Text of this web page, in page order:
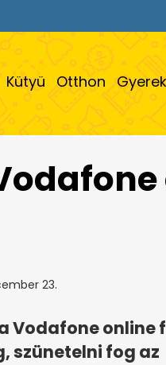
Kütyü Otthon Gyerek
23.
Vodafone online
szünetelni fog az